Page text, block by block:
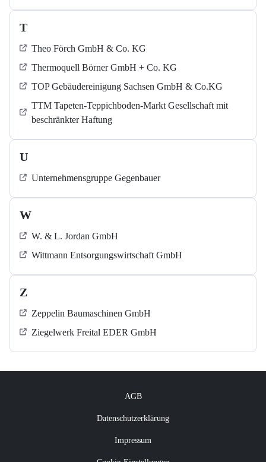
T
Theo Förch GmbH & Co. KG
Thermoquell Börner GmbH + Co. KG
TOP Gebäudereinigung Sachsen GmbH & Co.KG
TTM Tapeten-Teppichboden-Markt Gesellschaft mit
beschränkter Haftung
U
Unternehmensgruppe Gegenbauer
W
W. & L. Jordan GmbH
Wittmann Entsorgungswirtschaft GmbH
Z
Zeppelin Baumaschinen GmbH
Ziegelwerk Freital EDER GmbH
AGB
Datenschutzerklärung
Impressum